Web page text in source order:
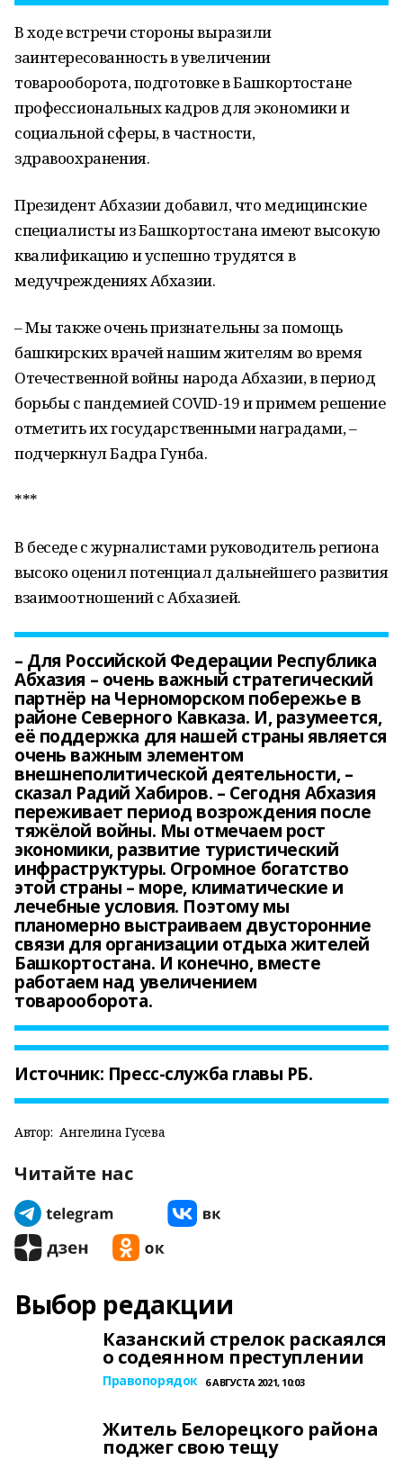
В ходе встречи стороны выразили
заинтересованность в увеличении
товарооборота, подготовке в Башкортостане
профессиональных кадров для экономики и
социальной сферы, в частности,
здравоохранения.
Президент Абхазии добавил, что медицинские
специалисты из Башкортостана имеют высокую
квалификацию и успешно трудятся в
медучреждениях Абхазии.
– Мы также очень признательны за помощь
башкирских врачей нашим жителям во время
Отечественной войны народа Абхазии, в период
борьбы с пандемией COVID-19 и примем решение
отметить их государственными наградами, –
подчеркнул Бадра Гунба.
***
В беседе с журналистами руководитель региона
высоко оценил потенциал дальнейшего развития
взаимоотношений с Абхазией.
– Для Российской Федерации Республика
Абхазия – очень важный стратегический
партнёр на Черноморском побережье в
районе Северного Кавказа. И, разумеется,
её поддержка для нашей страны является
очень важным элементом
внешнеполитической деятельности, –
сказал Радий Хабиров. – Сегодня Абхазия
переживает период возрождения после
тяжёлой войны. Мы отмечаем рост
экономики, развитие туристический
инфраструктуры. Огромное богатство
этой страны – море, климатические и
лечебные условия. Поэтому мы
планомерно выстраиваем двусторонние
связи для организации отдыха жителей
Башкортостана. И конечно, вместе
работаем над увеличением
товарооборота.
Источник: Пресс-служба главы РБ.
Автор: Ангелина Гусева
Читайте нас
Выбор редакции
Казанский стрелок раскаялся
о содеянном преступлении
Правопорядок 6 АВГУСТА 2021, 10:03
Житель Белорецкого района
поджег свою тещу